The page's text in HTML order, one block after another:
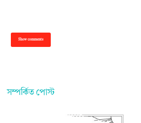
Show comments
সম্পর্কিত পোস্ট